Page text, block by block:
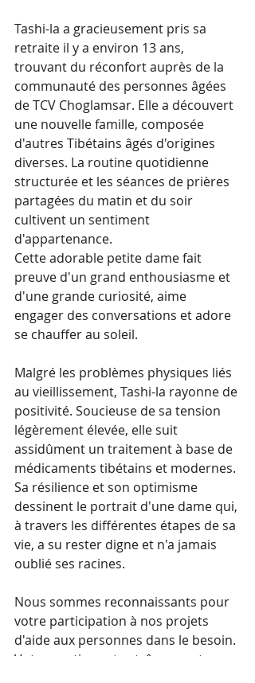
Tashi-la a gracieusement pris sa
retraite il y a environ 13 ans,
trouvant du réconfort auprès de la
communauté des personnes âgées
de TCV Choglamsar. Elle a découvert
une nouvelle famille, composée
d'autres Tibétains âgés d'origines
diverses. La routine quotidienne
structurée et les séances de prières
partagées du matin et du soir
cultivent un sentiment
d'appartenance.
Cette adorable petite dame fait
preuve d'un grand enthousiasme et
d'une grande curiosité, aime
engager des conversations et adore
se chauffer au soleil.
Malgré les problèmes physiques liés
au vieillissement, Tashi-la rayonne de
positivité. Soucieuse de sa tension
légèrement élevée, elle suit
assidûment un traitement à base de
médicaments tibétains et modernes.
Sa résilience et son optimisme
dessinent le portrait d'une dame qui,
à travers les différentes étapes de sa
vie, a su rester digne et n'a jamais
oublié ses racines.
Nous sommes reconnaissants pour
votre participation à nos projets
d'aide aux personnes dans le besoin.
Votre soutien est extrêmement